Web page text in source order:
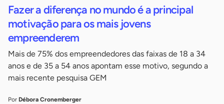
Fazer a diferença no mundo é a principal
motivação para os mais jovens
empreenderem
Mais de 75% dos empreendedores das faixas de 18 a 34
anos e de 35 a 54 anos apontam esse motivo, segundo a
mais recente pesquisa GEM
Por Débora Cronemberger